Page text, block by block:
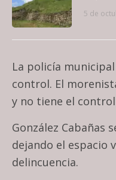
5 de
La policía
control. El
y no tiene el
González Cabañas
dejando el espacio
delincuencia.